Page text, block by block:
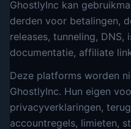
GhostlyInc kan
derden voor betalingen,
releases, tunneling, DNS,
documentatie, affiliate
Deze platforms worden
GhostlyInc. Hun eigen
privacyverklaringen,
accountregels, limieten,